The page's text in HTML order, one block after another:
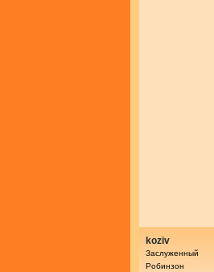
koziv
Заслуженный
Робинзон